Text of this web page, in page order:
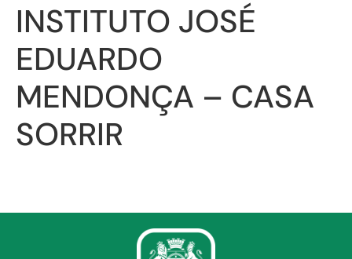
INSTITUTO JOSÉ
EDUARDO
MENDONÇA – CASA
SORRIR